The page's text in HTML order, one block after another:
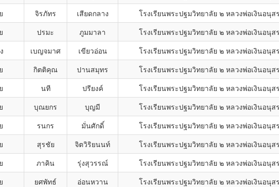
จิรภัทร เสียดกลาง โรงเรียนพระปฐมวิทยาลัย ๒ หลวงพ่อเงินอนุ
ปรมะ ภูมมาลา โรงเรียนพระปฐมวิทยาลัย ๒ หลวงพ่อเงินอนุ
เบญจมาศ เขียวอ่อน โรงเรียนพระปฐมวิทยาลัย ๒ หลวงพ่อเงินอนุ
กิตติคุณ ปานสมุทร โรงเรียนพระปฐมวิทยาลัย ๒ หลวงพ่อเงินอนุ
นที ปรียงค์ โรงเรียนพระปฐมวิทยาลัย ๒ หลวงพ่อเงินอนุ
บุณยกร บุญมี โรงเรียนพระปฐมวิทยาลัย ๒ หลวงพ่อเงินอนุ
รนกร มั่นศักดิ์ โรงเรียนพระปฐมวิทยาลัย ๒ หลวงพ่อเงินอนุ
สุรชัย จิตวิริยนนท์ โรงเรียนพระปฐมวิทยาลัย ๒ หลวงพ่อเงินอนุ
ภาคิน รุ่งสุวรรณ์ โรงเรียนพระปฐมวิทยาลัย ๒ หลวงพ่อเงินอนุ
ยศพัทธ์ อ่อนหวาน โรงเรียนพระปฐมวิทยาลัย ๒ หลวงพ่อเงินอนุ